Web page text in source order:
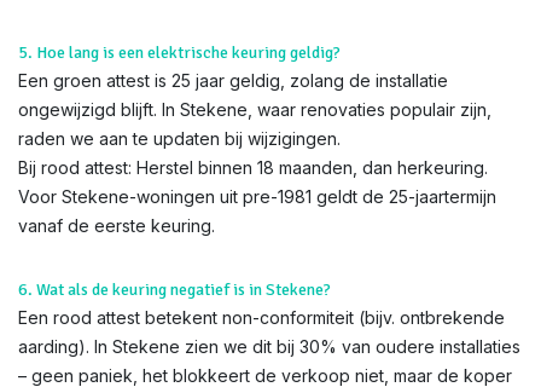
5. Hoe lang is een elektrische keuring geldig?
Een groen attest is 25 jaar geldig, zolang de installatie
ongewijzigd blijft. In Stekene, waar renovaties populair zijn,
raden we aan te updaten bij wijzigingen.
Bij rood attest: Herstel binnen 18 maanden, dan herkeuring.
Voor Stekene-woningen uit pre-1981 geldt de 25-jaartermijn
vanaf de eerste keuring.
6. Wat als de keuring negatief is in Stekene?
Een rood attest betekent non-conformiteit (bijv. ontbrekende
aarding). In Stekene zien we dit bij 30% van oudere installaties
– geen paniek, het blokkeert de verkoop niet, maar de koper